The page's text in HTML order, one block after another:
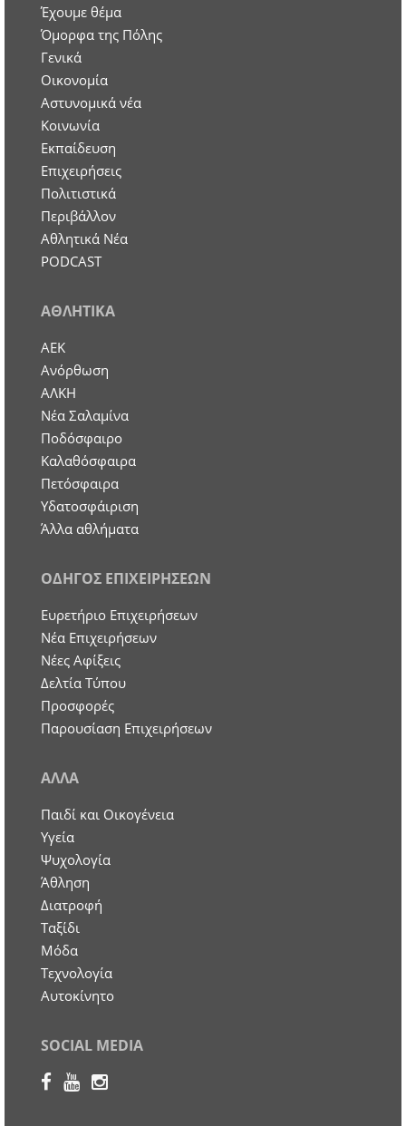
Έχουμε θέμα
Όμορφα της Πόλης
Γενικά
Οικονομία
Aστυνομικά νέα
Κοινωνία
Εκπαίδευση
Επιχειρήσεις
Πολιτιστικά
Περιβάλλον
Αθλητικά Νέα
PODCAST
ΑΘΛΗΤΙΚΑ
ΑΕΚ
Ανόρθωση
ΑΛΚΗ
Νέα Σαλαμίνα
Ποδόσφαιρο
Καλαθόσφαιρα
Πετόσφαιρα
Υδατοσφάιριση
Άλλα αθλήματα
ΟΔΗΓΟΣ ΕΠΙΧΕΙΡΗΣΕΩΝ
Ευρετήριο Επιχειρήσεων
Nέα Επιχειρήσεων
Νέες Αφίξεις
Δελτία Τύπου
Προσφορές
Παρουσίαση Επιχειρήσεων
ΑΛΛΑ
Παιδί και Οικογένεια
Υγεία
Ψυχολογία
Άθληση
Διατροφή
Ταξίδι
Μόδα
Τεχνολογία
Αυτοκίνητο
SOCIAL MEDIA